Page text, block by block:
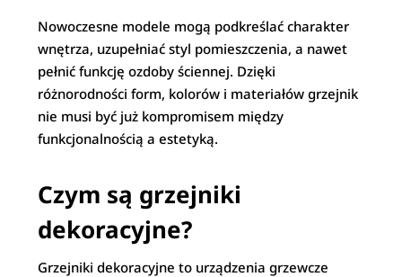
Nowoczesne modele mogą podkreślać charakter
wnętrza, uzupełniać styl pomieszczenia, a nawet
pełnić funkcję ozdoby ściennej. Dzięki
różnorodności form, kolorów i materiałów grzejnik
nie musi być już kompromisem między
funkcjonalnością a estetyką.
Czym są grzejniki
dekoracyjne?
Grzejniki dekoracyjne to urządzenia grzewcze